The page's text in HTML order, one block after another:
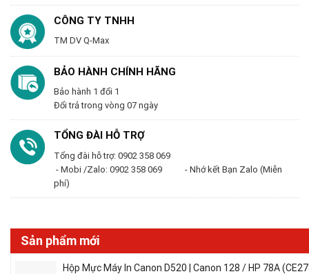
CÔNG TY TNHH
TM DV Q-Max
BẢO HÀNH CHÍNH HÃNG
Bảo hành 1 đổi 1
Đổi trả trong vòng 07 ngày
TỔNG ĐÀI HỖ TRỢ
Tổng đài hỗ trợ: 0902 358 069
- Mobi /Zalo: 0902 358 069 - Nhớ kết Bạn Zalo (Miễn
phí)
Sản phẩm mới
Hộp Mực Máy In Canon D520 | Canon 128 / HP 78A